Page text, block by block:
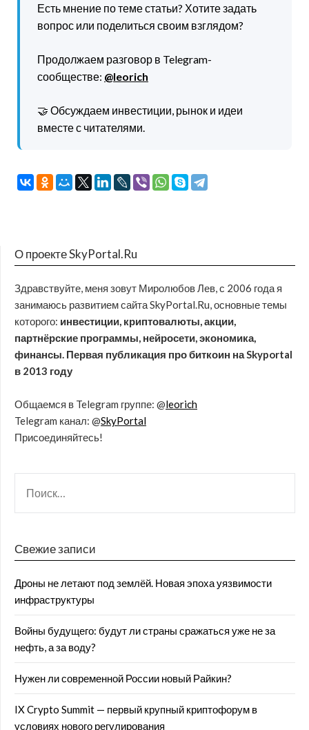
Есть мнение по теме статьи? Хотите задать
вопрос или поделиться своим взглядом?
Продолжаем разговор в Telegram-
сообществе: @leorich
🤝 Обсуждаем инвестиции, рынок и идеи
вместе с читателями.
О проекте SkyPortal.Ru
Здравствуйте, меня зовут Миролюбов Лев, с 2006 года я
занимаюсь развитием сайта SkyPortal.Ru, основные темы
которого: инвестиции, криптовалюты, акции,
партнёрские программы, нейросети, экономика,
финансы. Первая публикация про биткоин на Skyportal
в 2013 году
Общаемся в Telegram группе: @leorich
Telegram канал: @SkyPortal
Присоединяйтесь!
Свежие записи
Дроны не летают под землёй. Новая эпоха уязвимости
инфраструктуры
Войны будущего: будут ли страны сражаться уже не за
нефть, а за воду?
Нужен ли современной России новый Райкин?
IX Crypto Summit — первый крупный криптофорум в
условиях нового регулирования